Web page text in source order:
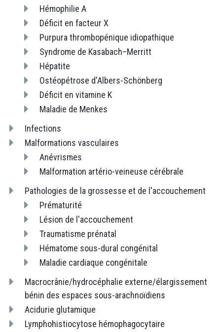
Hémophilie A
Déficit en facteur X
Purpura thrombopénique idiopathique
Syndrome de Kasabach–Merritt
Hépatite
Ostéopétrose d'Albers-Schönberg
Déficit en vitamine K
Maladie de Menkes
Infections
Malformations vasculaires
Anévrismes
Malformation artério-veineuse cérébrale
Pathologies de la grossesse et de l'accouchement
Prématurité
Lésion de l'accouchement
Traumatisme prénatal
Hématome sous-dural congénital
Maladie cardiaque congénitale
Macrocrânie/hydrocéphalie externe/élargissement
bénin des espaces sous-arachnoïdiens
Acidurie glutamique
Lymphohistiocytose hémophagocytaire